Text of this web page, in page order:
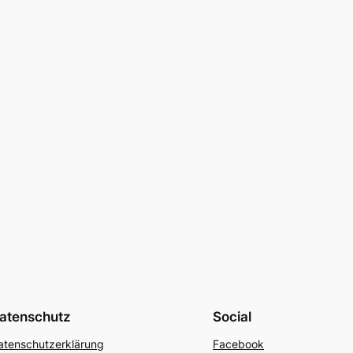
Social
Facebook